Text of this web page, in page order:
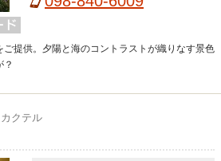
提供。夕陽と海のコントラストが織りなす景色
？
クテル